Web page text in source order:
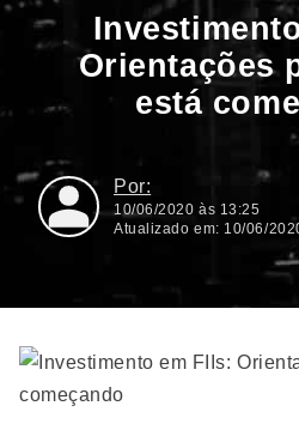
quem está
Orientações
está
10/06/2020 às 13:25
Atualizado em: 10/06/